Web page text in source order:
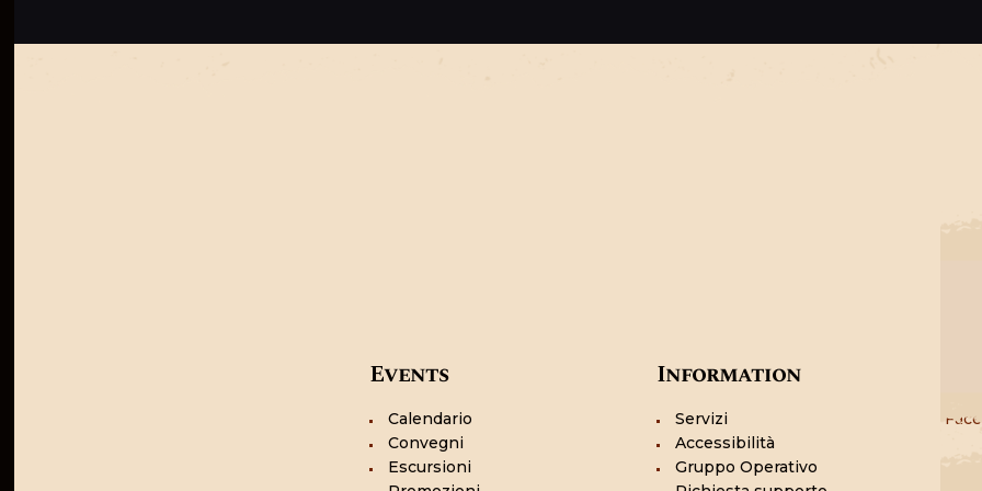
Events
Calendario
Convegni
Escursioni
Information
Servizi
Accessibilità
Gruppo Operativo